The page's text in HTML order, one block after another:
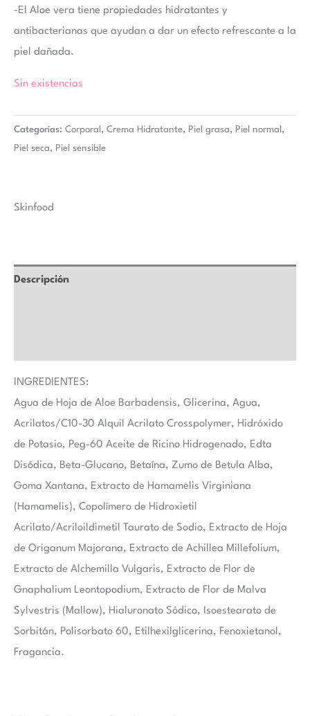
-El Aloe vera tiene propiedades hidratantes y
antibacterianas que ayudan a dar un efecto refrescante a la
piel dañada.
Sin existencias
Categorías: Corporal , Crema Hidratante, Piel grasa, Piel normal ,
Piel seca, Piel sensible
Skinfood
Descripción
INGREDIENTES:
Agua de Hoja de Aloe Barbadensis, Glicerina, Agua,
Acrilatos/C10-30 Alquil Acrilato Crosspolymer, Hidróxido
de Potasio, Peg-60 Aceite de Ricino Hidrogenado, Edta
Disódica, Beta-Glucano, Betaína, Zumo de Betula Alba,
Goma Xantana, Extracto de Hamamelis Virginiana
(Hamamelis), Copolímero de Hidroxietil
Acrilato/Acriloildimetil Taurato de Sodio, Extracto de Hoja
de Origanum Majorana, Extracto de Achillea Millefolium,
Extracto de Alchemilla Vulgaris, Extracto de Flor de
Gnaphalium Leontopodium, Extracto de Flor de Malva
Sylvestris (Mallow), Hialuronato Sódico, Isoestearato de
Sorbitán, Polisorbato 60, Etilhexilglicerina, Fenoxietanol,
Fragancia.